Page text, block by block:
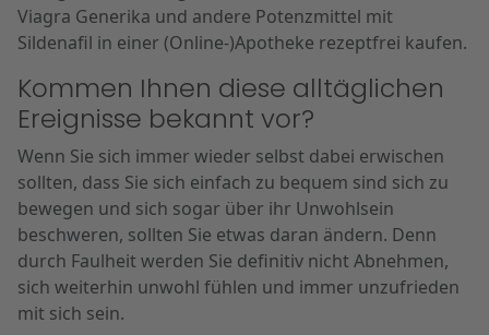
Viagra Generika und andere Potenzmittel mit
Sildenafil in einer (Online-)Apotheke rezeptfrei kaufen.
Kommen Ihnen diese alltäglichen
Ereignisse bekannt vor?
Wenn Sie sich immer wieder selbst dabei erwischen
sollten, dass Sie sich einfach zu bequem sind sich zu
bewegen und sich sogar über ihr Unwohlsein
beschweren, sollten Sie etwas daran ändern. Denn
durch Faulheit werden Sie definitiv nicht Abnehmen,
sich weiterhin unwohl fühlen und immer unzufrieden
mit sich sein.